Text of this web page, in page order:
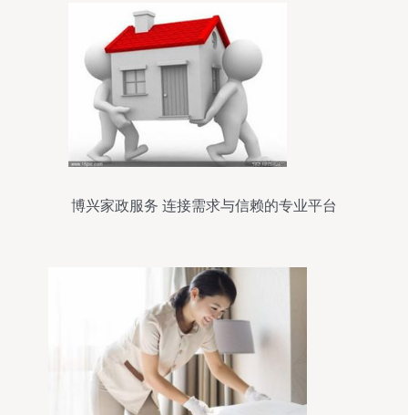
博兴家政服务 连接需求与信赖的专业平台